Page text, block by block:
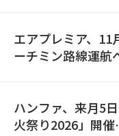
エアプレミア、11
ーチミン路線運
ハンファ、来月5
火祭り2026」開